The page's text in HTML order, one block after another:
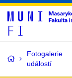
Fotogalerie
událostí